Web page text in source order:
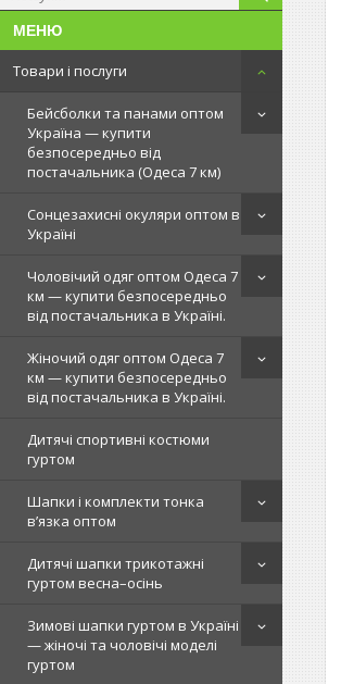
Товари і послуги
Бейсболки та панами оптом
Україна — купити
безпосередньо від
постачальника (Одеса 7 км)
Сонцезахисні окуляри оптом в
Україні
Чоловічий одяг оптом Одеса 7
км — купити безпосередньо
від постачальника в Україні.
Жіночий одяг оптом Одеса 7
км — купити безпосередньо
від постачальника в Україні.
Дитячі спортивні костюми
гуртом
Шапки і комплекти тонка
в’язка оптом
Дитячі шапки трикотажні
гуртом весна–осінь
Зимові шапки гуртом в Україні
— жіночі та чоловічі моделі
гуртом